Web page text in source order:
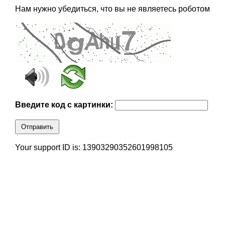
Нам нужно убедиться, что вы не являетесь роботом
Введите код с картинки:
Отправить
Your support ID is: 13903290352601998105